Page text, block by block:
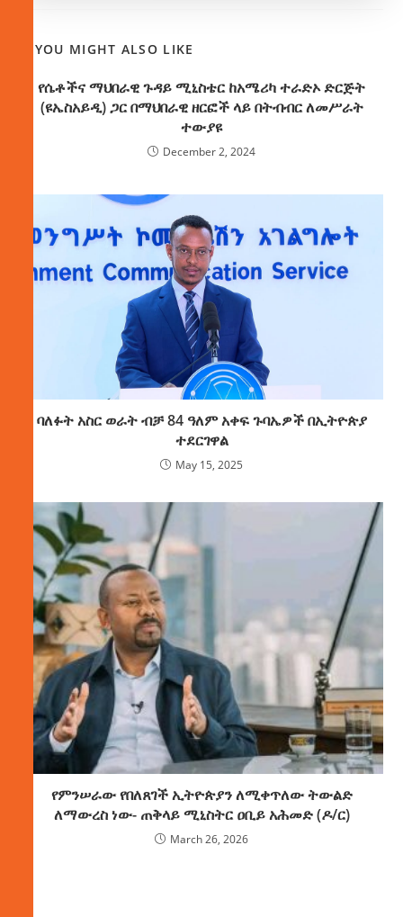
YOU MIGHT ALSO LIKE
የሴቶችና ማህበራዊ ጉዳይ ሚኒስቴር ከአሜሪካ ተራድኦ ድርጅት
(ዩኤስአይዲ) ጋር በማህበራዊ ዘርፎች ላይ በትብብር ለመሥራት
ተውያዩ
December 2, 2024
ባለፉት አስር ወራት ብቻ 84 ዓለም አቀፍ ጉባኤዎች በኢትዮጵያ
ተደርገዋል
May 15, 2025
የምንሠራው የበለጸገች ኢትዮጵያን ለሚቀጥለው ትውልድ
ለማውረስ ነው- ጠቅላይ ሚኒስትር ዐቢይ አሕመድ (ዶ/ር)
March 26, 2026